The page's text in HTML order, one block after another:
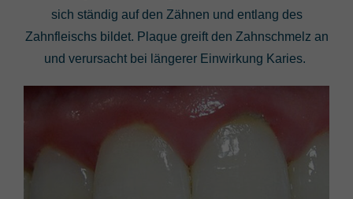
sich ständig auf den Zähnen und entlang des
Zahnfleischs bildet. Plaque greift den Zahnschmelz an
und verursacht bei längerer Einwirkung Karies.